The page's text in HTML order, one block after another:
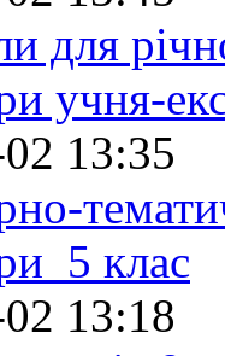
для
учня-
13:35
5 клас
13:18